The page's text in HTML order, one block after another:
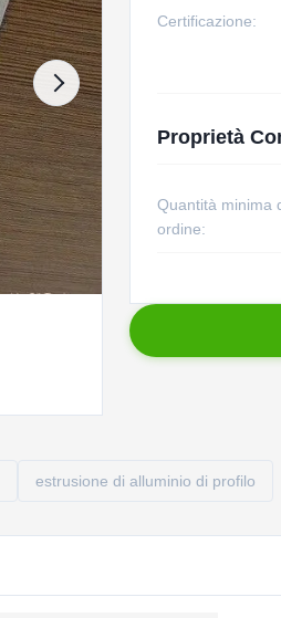
Certificazione:
Proprietà
Quantità minima
ordine:
estrusione di alluminio di profilo